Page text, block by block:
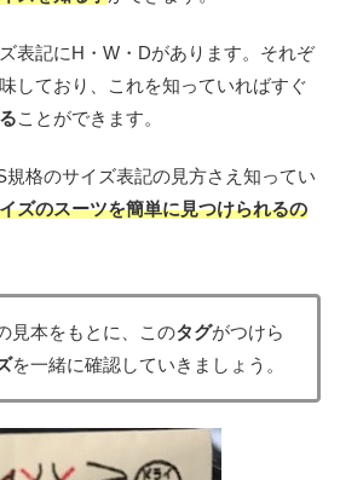
表記にH・W・Dがあります。それぞ
しており、これを知っていればすぐ
ことができます。
規格のサイズ表記の見方さえ知ってい
ズのスーツを簡単に見つけられるの
見本をもとに、このタグがつけら
を一緒に確認していきましょう。